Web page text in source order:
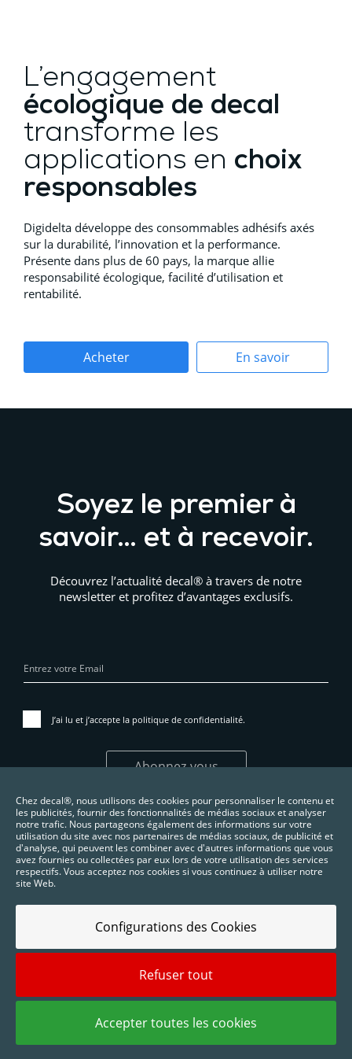
L’engagement
écologique de decal
transforme les
applications en choix
responsables
Digidelta développe des consommables adhésifs axés
sur la durabilité, l’innovation et la performance.
Présente dans plus de 60 pays, la marque allie
responsabilité écologique, facilité d’utilisation et
rentabilité.
Acheter
En savoir
Soyez le premier à
savoir… et à recevoir.
Découvrez l’actualité decal® à travers de notre
newsletter et profitez d’avantages exclusifs.
J’ai lu et j’accepte la politique de confidentialité.
Abonnez-vous
2025 © Digidelta Store - Think Green. Tous droits réservés.
Chez decal®, nous utilisons des cookies pour personnaliser le contenu et
les publicités, fournir des fonctionnalités de médias sociaux et analyser
notre trafic. Nous partageons également des informations sur votre
utilisation du site avec nos partenaires de médias sociaux, de publicité et
d'analyse, qui peuvent les combiner avec d'autres informations que vous
avez fournies ou collectées par eux lors de votre utilisation des services
respectifs. Vous acceptez nos cookies si vous continuez à utiliser notre
site Web.
Configurations des Cookies
Refuser tout
Accepter toutes les cookies